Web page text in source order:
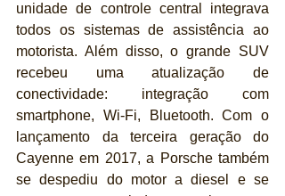
unidade de controle central integrava
todos os sistemas de assistência ao
motorista. Além disso, o grande SUV
recebeu uma atualização de
conectividade: integração com
smartphone, Wi-Fi, Bluetooth. Com o
lançamento da terceira geração do
Cayenne em 2017, a Porsche também
se despediu do motor a diesel e se